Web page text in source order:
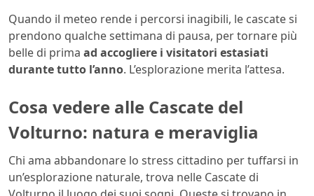
Quando il meteo rende i percorsi inagibili, le cascate si
prendono qualche settimana di pausa, per tornare più
belle di prima ad accogliere i visitatori estasiati
durante tutto l’anno. L’esplorazione merita l’attesa.
Cosa vedere alle Cascate del
Volturno: natura e meraviglia
Chi ama abbandonare lo stress cittadino per tuffarsi in
un’esplorazione naturale, trova nelle Cascate di